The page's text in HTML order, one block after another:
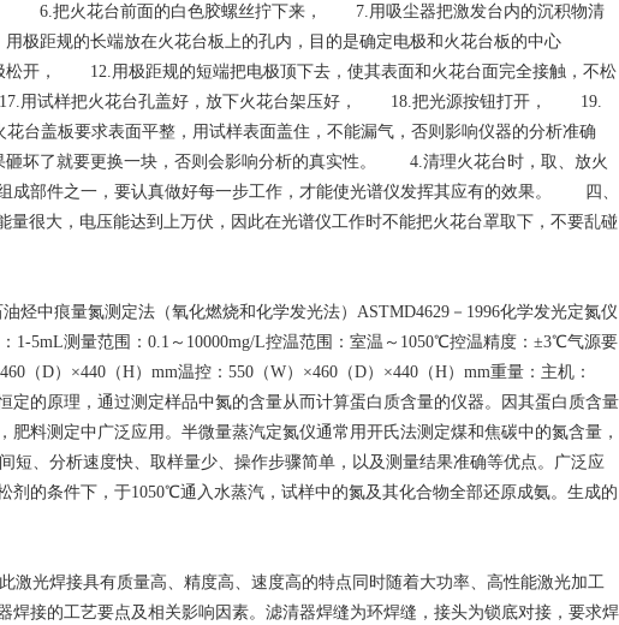
6.把火花台前面的白色胶螺丝拧下来， 7.用吸尘器把激发台内的沉积物清
距规的长端放在火花台板上的孔内，目的是确定电极和火花台板的中心
开， 12.用极距规的短端把电极顶下去，使其表面和火花台面完全接触，不松
试样把火花台孔盖好，放下火花台架压好， 18.把光源按钮打开， 19.
板要求表面平整，用试样表面盖住，不能漏气，否则影响仪器的分析准确
坏了就要更换一块，否则会影响分析的真实性。 4.清理火花台时，取、放火
部件之一，要认真做好每一步工作，才能使光谱仪发挥其应有的效果。 四、
大，电压能达到上万伏，因此在光谱仪工作时不能把火花台罩取下，不要乱碰
烃中痕量氮测定法（氧化燃烧和化学发光法）ASTMD4629－1996化学发光定氮仪
1-5mL测量范围：0.1～10000mg/L控温范围：室温～1050℃控温精度：±3℃气源要
（D）×440（H）mm温控：550（W）×460（D）×440（H）mm重量：主机：
的原理，通过测定样品中氮的含量从而计算蛋白质含量的仪器。因其蛋白质含量
料测定中广泛应用。半微量蒸汽定氮仪通常用开氏法测定煤和焦碳中的氮含量，
短、分析速度快、取样量少、操作步骤简单，以及测量结果准确等优点。广泛应
的条件下，于1050℃通入水蒸汽，试样中的氮及其化合物全部还原成氨。生成的
光焊接具有质量高、精度高、速度高的特点同时随着大功率、高性能激光加工
接的工艺要点及相关影响因素。滤清器焊缝为环焊缝，接头为锁底对接，要求焊